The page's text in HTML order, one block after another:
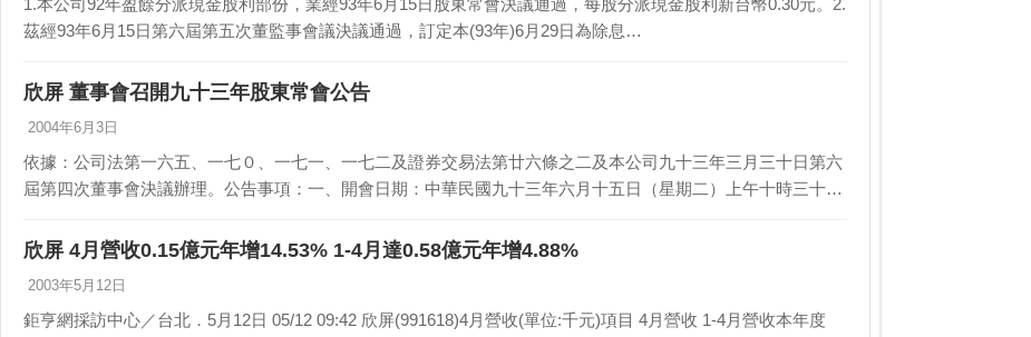
1.本公司92年盈餘分派現金股利部份，業經93年6月15日股東常會決議通過，每股分派現金股利新台幣0.30元。2.
茲經93年6月15日第六屆第五次董監事會議決議通過，訂定本(93年)6月29日為除息…
欣屏 董事會召開九十三年股東常會公告
2004年6月3日
依據：公司法第一六五、一七０、一七一、一七二及證券交易法第廿六條之二及本公司九十三年三月三十日第六
屆第四次董事會決議辦理。公告事項：一、開會日期：中華民國九十三年六月十五日（星期二）上午十時三十分
欣屏 4月營收0.15億元年增14.53% 1-4月達0.58億元年增4.88%
2003年5月12日
鉅亨網採訪中心／台北．5月12日 05/12 09:42 欣屏(991618)4月營收(單位:千元)項目 4月營收 1-4月營收本年度